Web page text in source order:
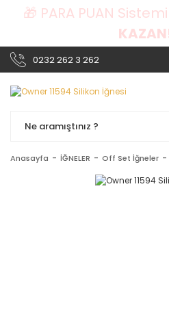
🎁 PARA PUAN
0232 262 3 262
Anasayfa İĞNELER Off Set İğneler